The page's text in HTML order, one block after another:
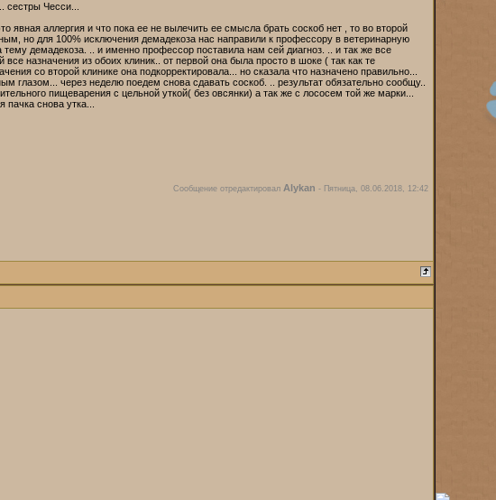
Чесси...
явная аллергия и что пока ее не вылечить ее смысла брать соскоб нет , то во второй
но для 100% исключения демадекоза нас направили к профессору в ветеринарную
демадекоза. .. и именно профессор поставила нам сей диагноз. .. и так же все
назначения из обоих клиник.. от первой она была просто в шоке ( так как те
со второй клинике она подкорректировала... но сказала что назначено правильно...
через неделю поедем снова сдавать соскоб. .. результат обязательно сообщу..
пищеварения с цельной уткой( без овсянки) а так же с лососем той же марки...
снова утка...
Сообщение отредактировал Alykan - Пятница, 08.06.2018, 12:42